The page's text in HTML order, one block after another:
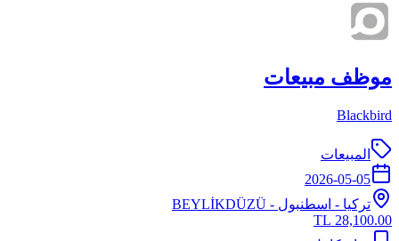
موظف مبيعات
Blackbird
المبيعات
2026-05-05
تركيا - اسطنبول - BEYLİKDÜZÜ
28,100.00 TL